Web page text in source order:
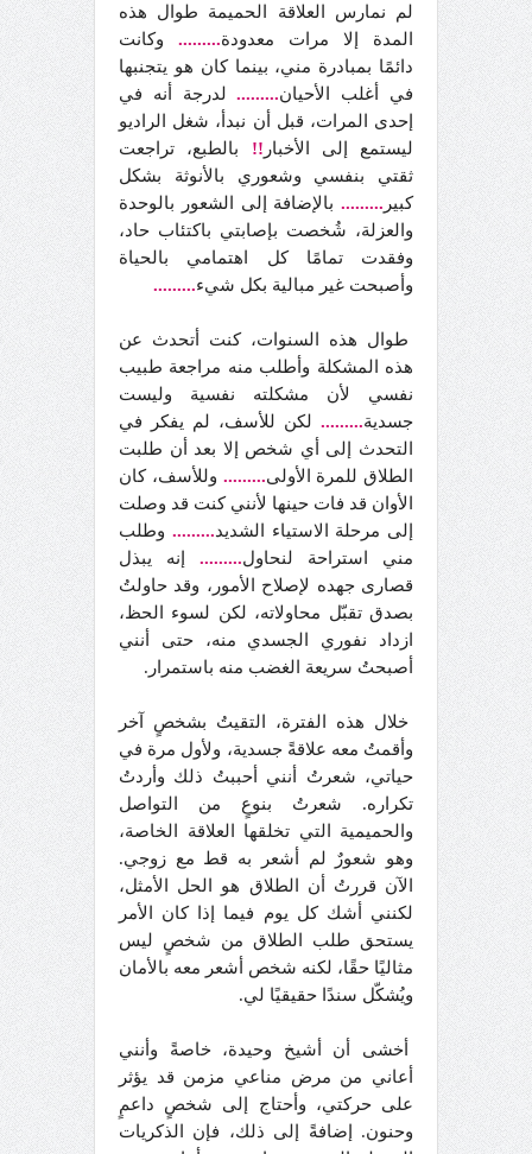
لم نمارس العلاقة الحميمة طوال هذه
المدة إلا مرات معدودة......... وكانت
دائمًا بمبادرة مني، بينما كان هو يتجنبها
في أغلب الأحيان.........لدرجة أنه في
إحدى المرات، قبل أن نبدأ، شغل الراديو
ليستمع إلى الأخبار !! بالطبع، تراجعت
ثقتي بنفسي وشعوري بالأنوثة بشكل
كبير ......... بالإضافة إلى الشعور بالوحدة
والعزلة، شُخصت بإصابتي باكتئاب حاد،
وفقدت تمامًا كل اهتمامي بالحياة
وأصبحت غير مبالية بكل شيء.........
طوال هذه السنوات، كنت أتحدث عن
هذه المشكلة وأطلب منه مراجعة طبيب
نفسي لأن مشكلته نفسية وليست
جسدية......... لكن للأسف، لم يفكر في
التحدث إلى أي شخص إلا بعد أن طلبت
الطلاق للمرة الأولى......... وللأسف، كان
الأوان قد فات حينها لأنني كنت قد وصلت
إلى مرحلة الاستياء الشديد......... وطلب
مني استراحة لنحاول......... إنه يبذل
قصارى جهده لإصلاح الأمور، وقد حاولتُ
بصدق تقبّل محاولاته، لكن لسوء الحظ،
ازداد نفوري الجسدي منه، حتى أنني
أصبحتُ سريعة الغضب منه باستمرار.
خلال هذه الفترة، التقيتُ بشخصٍ آخر
وأقمتُ معه علاقةً جسدية، ولأول مرة في
حياتي، شعرتُ أنني أحببتُ ذلك وأردتُ
تكراره. شعرتُ بنوعٍ من التواصل
والحميمية التي تخلقها العلاقة الخاصة،
وهو شعورٌ لم أشعر به قط مع زوجي.
الآن قررتُ أن الطلاق هو الحل الأمثل،
لكنني أشك كل يوم فيما إذا كان الأمر
يستحق طلب الطلاق من شخصٍ ليس
مثاليًا حقًا، لكنه شخص أشعر معه بالأمان
ويُشكّل سندًا حقيقيًا لي.
أخشى أن أشيخ وحيدة، خاصةً وأنني
أعاني من مرض مناعي مزمن قد يؤثر
على حركتي، وأحتاج إلى شخصٍ داعمٍ
وحنون. إضافةً إلى ذلك، فإن الذكريات